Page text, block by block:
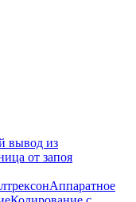
вывод из
от запоя
Аппаратное